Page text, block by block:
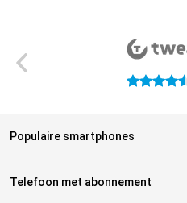
4.5 sterren
Populaire smartphones
Telefoon met abonnement